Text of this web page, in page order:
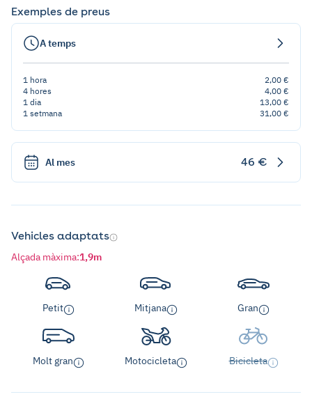
Exemples de preus
A temps
1 hora
2,00 €
4 hores
4,00 €
1 dia
13,00 €
1 setmana
31,00 €
Al mes 46 €
Vehicles adaptats
Alçada màxima:1,9m
Petit Mitjana Gran
Molt gran Motocicleta Bicicleta